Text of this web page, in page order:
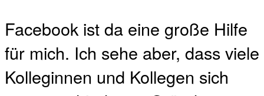
Facebook ist da eine große Hilfe
für mich. Ich sehe aber, dass viele
Kolleginnen und Kollegen sich